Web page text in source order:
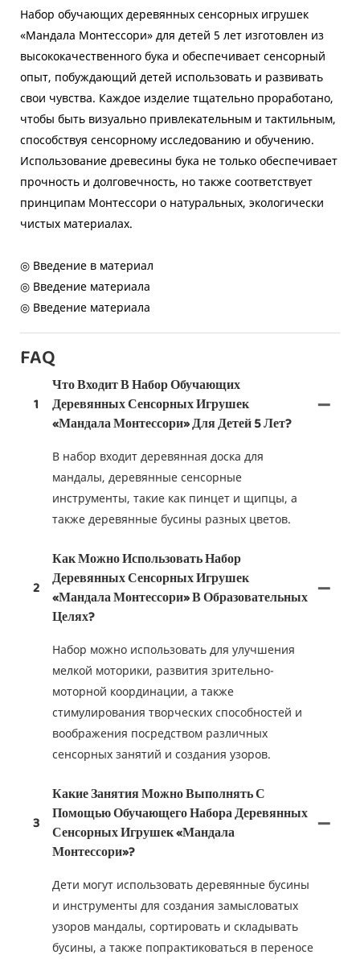
Набор обучающих деревянных сенсорных игрушек
«Мандала Монтессори» для детей 5 лет изготовлен из
высококачественного бука и обеспечивает сенсорный
опыт, побуждающий детей использовать и развивать
свои чувства. Каждое изделие тщательно проработано,
чтобы быть визуально привлекательным и тактильным,
способствуя сенсорному исследованию и обучению.
Использование древесины бука не только обеспечивает
прочность и долговечность, но также соответствует
принципам Монтессори о натуральных, экологически
чистых материалах.
◎ Введение в материал
◎ Введение материала
◎ Введение материала
FAQ
1
Что Входит В Набор Обучающих
Деревянных Сенсорных Игрушек
«Мандала Монтессори» Для Детей 5 Лет?
В набор входит деревянная доска для
мандалы, деревянные сенсорные
инструменты, такие как пинцет и щипцы, а
также деревянные бусины разных цветов.
2
Как Можно Использовать Набор
Деревянных Сенсорных Игрушек
«Мандала Монтессори» В Образовательных
Целях?
Набор можно использовать для улучшения
мелкой моторики, развития зрительно-
моторной координации, а также
стимулирования творческих способностей и
воображения посредством различных
сенсорных занятий и создания узоров.
3
Какие Занятия Можно Выполнять С
Помощью Обучающего Набора Деревянных
Сенсорных Игрушек «Мандала
Монтессори»?
Дети могут использовать деревянные бусины
и инструменты для создания замысловатых
узоров мандалы, сортировать и складывать
бусины, а также попрактиковаться в переносе